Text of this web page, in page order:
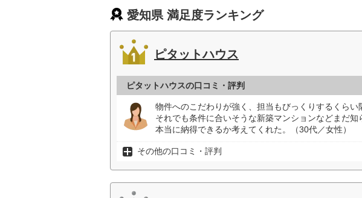
愛知県 満足度ランキング
ピタットハウス
ピタットハウスの口コミ・評判
物件へのこだわりが強く、担当もびっくりするくらい
それでも条件に合いそうな新築マンションなどまだ知
本当に納得できるか考えてくれた。（30代／女性）
その他の口コミ・評判